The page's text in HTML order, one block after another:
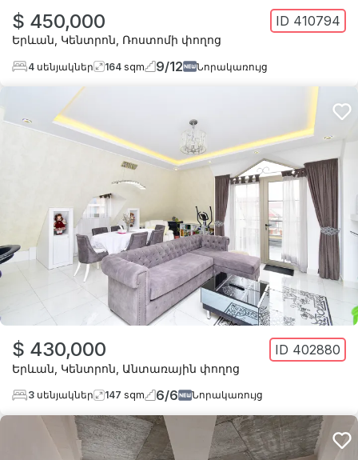
$ 450,000 ID 410794
Երևան Կենտրոն Ռոստոմի փողոց
4 սենյակներ 164 sqm 9/12 Նորակառույց
$ 430,000 ID 402880
Երևան Կենտրոն Անտառային փողոց
3 սենյակներ 147 sqm 6/6 Նորակառույց